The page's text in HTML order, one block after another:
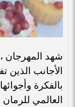
شهد المهرجان
الأجانب الذين
بالفكرة
العالمي